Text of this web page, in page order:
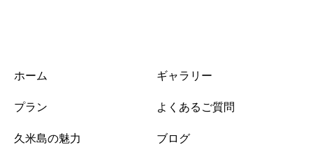
ホーム
プラン
久米島の魅力
ギャラリー
よくあるご質問
ブログ